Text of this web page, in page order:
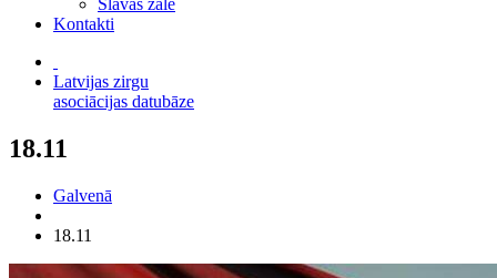
Slavas zāle
Kontakti
Latvijas zirgu
asociācijas datubāze
18.11
Galvenā
18.11